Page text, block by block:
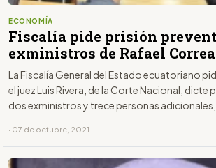
ECONOMÍA
Fiscalía pide prisión
exministros de Rafael Correa
La Fiscalía General del Estado ecuatoriano
el juez Luis Rivera, de la Corte Nacional, dicte
dos exministros y trece personas
2008.
· 07 de octubre, 2021